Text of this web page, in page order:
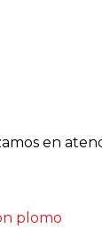
en
plomo